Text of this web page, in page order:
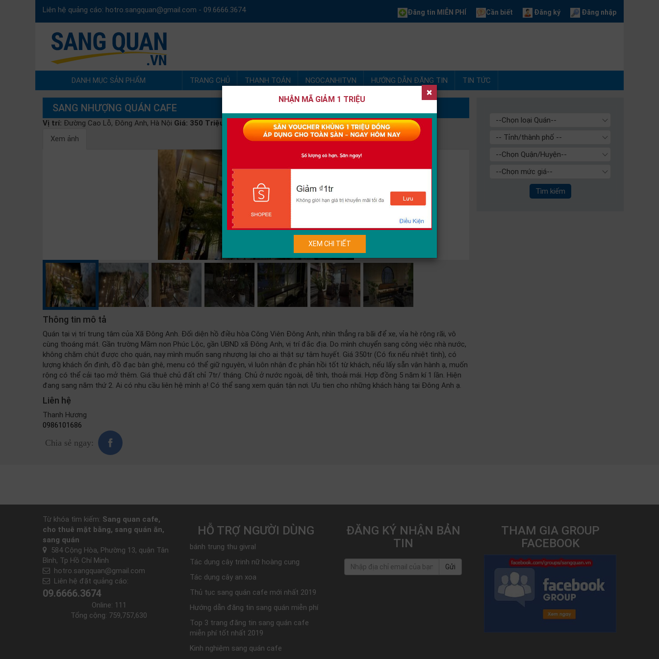
Liên hệ quảng cáo: hotro.sangquan@gmail.com - 09.6666.3674 Đăng tin MIỄN PHÍ Cần biết Đăng ký Đăng nhập
DANH MỤC SẢN PHẨM TRANG CHỦ THANH TOÁN NGOCANHITVN HƯỚNG DẪN ĐĂNG TIN TIN TỨC
SANG NHƯỢNG QUÁN CAFE
Vị trí: Đường Cao Lỗ, Đông Anh, Hà Nội Giá: 350 Triệu
Xem ảnh
Thông tin mô tả
Quán tại vị trí trung tâm của Xã Đông Anh. Đối diện hồ điều hòa Công Viên Đông Anh, nhìn thẳng ra bãi để xe, vỉa hè rộng rãi, vô
cùng thoáng mát. Gần trường Mầm non Phúc Lộc, gần UBND xã Đông Anh, vị trí đắc địa. Do mình chuyển sang công việc nhà nước,
không chăm chút được cho quán, nay mình muốn sang nhượng lại cho ai thật sự tâm huyết. Giá 350tr (Có fix nếu nhiệt tình), có
lượng khách ổn định, đồ đạc bàn ghê, menu có thể giữ nguyên, vì luôn nhận đc phản hồi tốt từ khách, nếu lấy sẵn vận hành ạ, muốn
rộng có thể cải tạo mở thêm. Giá thuê chủ đất chỉ 7tr/ tháng. Chủ ở nước ngoài, dễ tính, thoải mái. Hợp đồng 5 năm kí 1 lần. Hiện
đang sang năm thứ 2. Ai có nhu cầu liên hệ mình ạ! Có thể sang xem quán tận nơi. Ưu tien cho những khách hàng tại Đông Anh ạ.
Liên hệ
Thanh Hương
0986101686
Chia sẻ ngay:
Từ khóa tìm kiếm: Sang quan cafe,
cho thuê mặt bằng, sang quán ăn,
sang quán
584 Cộng Hòa, Phường 13, quận Tân
Bình, Tp Hồ Chí Minh
hotro.sangquan@gmail.com
Liên hệ đặt quảng cáo:
09.6666.3674
Online: 111
Tổng cộng: 759,757,630
HỖ TRỢ NGƯỜI DÙNG
bánh trung thu givral
Tác dụng cây trinh nữ hoàng cung
Tác dụng cây an xoa
Thủ tục sang quán cafe mới nhất 2019
Hướng dẫn đăng tin sang quán miễn phí
Top 3 trang đăng tin sang quán cafe
miễn phí tốt nhất 2019
Kinh nghiệm sang quán cafe
ĐĂNG KÝ NHẬN BẢN
TIN
Gửi
THAM GIA GROUP
FACEBOOK
×
NHẬN MÃ GIẢM 1 TRIỆU
XEM CHI TIẾT